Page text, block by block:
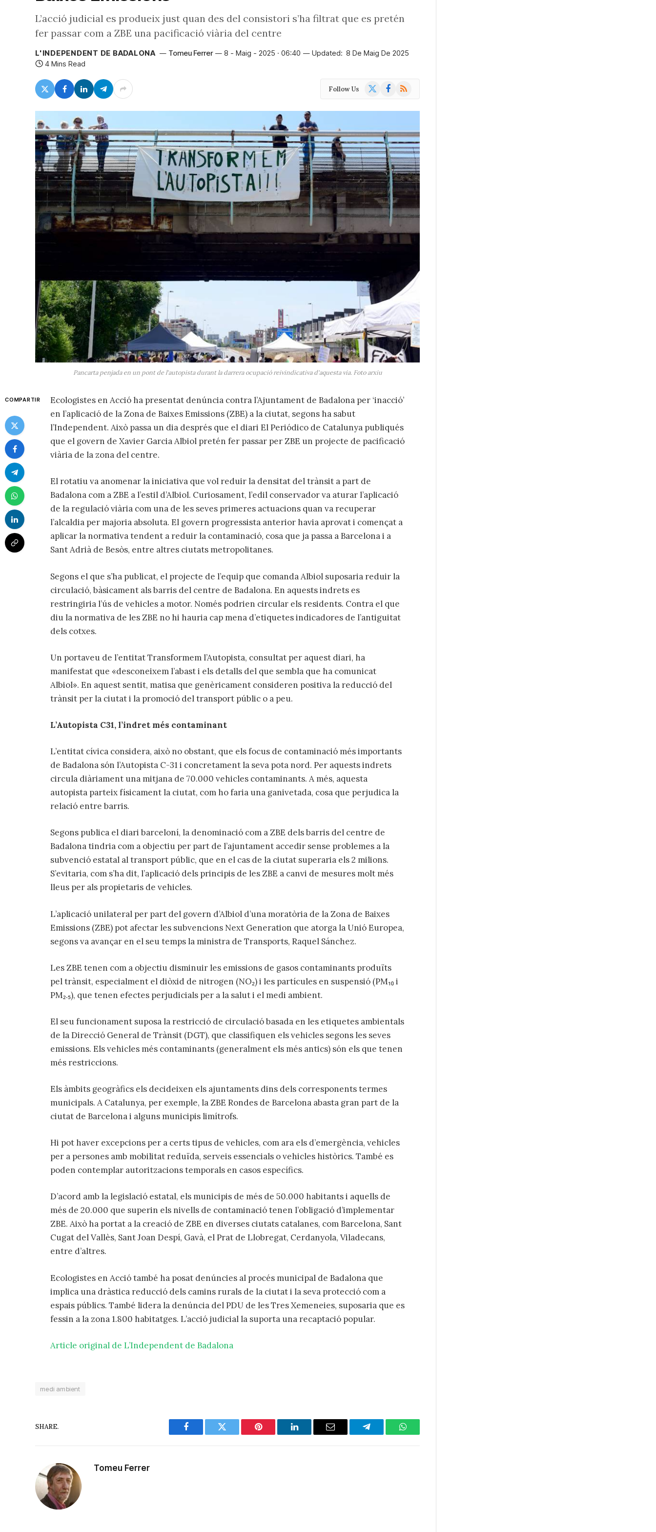
L’acció judicial es produeix just quan des del consistori s’ha filtrat que es pretén
fer passar com a ZBE una pacificació viària del centre
L'INDEPENDENT DE BADALONA Tomeu Ferrer 8 - Maig - 2025 · 06:40 Updated: 8 De Maig De 2025
4 Mins Read
Follow Us Facebook
RSS
Pancarta penjada en un pont de l'autopista durant la darrera ocupació reivindicativa d'aquesta via. Foto arxiu
COMPARTIR
Ecologistes en Acció ha presentat denúncia contra l’Ajuntament de Badalona per ‘inacció’
en l’aplicació de la Zona de Baixes Emissions (ZBE) a la ciutat, segons ha sabut
l’Independent. Això passa un dia després que el diari El Periódico de Catalunya publiqués
que el govern de Xavier Garcia Albiol pretén fer passar per ZBE un projecte de pacificació
viària de la zona del centre.
El rotatiu va anomenar la iniciativa que vol reduir la densitat del trànsit a part de
Badalona com a ZBE a l’estil d’Albiol. Curiosament, l’edil conservador va aturar l’aplicació
de la regulació viària com una de les seves primeres actuacions quan va recuperar
l’alcaldia per majoria absoluta. El govern progressista anterior havia aprovat i començat a
aplicar la normativa tendent a reduir la contaminació, cosa que ja passa a Barcelona i a
Sant Adrià de Besòs, entre altres ciutats metropolitanes.
Segons el que s’ha publicat, el projecte de l’equip que comanda Albiol suposaria reduir la
circulació, bàsicament als barris del centre de Badalona. En aquests indrets es
restringiria l’ús de vehicles a motor. Només podrien circular els residents. Contra el que
diu la normativa de les ZBE no hi hauria cap mena d’etiquetes indicadores de l’antiguitat
dels cotxes.
Un portaveu de l’entitat Transformem l’Autopista, consultat per aquest diari, ha
manifestat que «desconeixem l’abast i els detalls del que sembla que ha comunicat
Albiol». En aquest sentit, matisa que genèricament consideren positiva la reducció del
trànsit per la ciutat i la promoció del transport públic o a peu.
L’Autopista C31, l’indret més contaminant
L’entitat cívica considera, això no obstant, que els focus de contaminació més importants
de Badalona són l’Autopista C-31 i concretament la seva pota nord. Per aquests indrets
circula diàriament una mitjana de 70.000 vehicles contaminants. A més, aquesta
autopista parteix físicament la ciutat, com ho faria una ganivetada, cosa que perjudica la
relació entre barris.
Segons publica el diari barceloní, la denominació com a ZBE dels barris del centre de
Badalona tindria com a objectiu per part de l’ajuntament accedir sense problemes a la
subvenció estatal al transport públic, que en el cas de la ciutat superaria els 2 milions.
S’evitaria, com s’ha dit, l’aplicació dels principis de les ZBE a canvi de mesures molt més
lleus per als propietaris de vehicles.
L’aplicació unilateral per part del govern d’Albiol d’una moratòria de la Zona de Baixes
Emissions (ZBE) pot afectar les subvencions Next Generation que atorga la Unió Europea,
segons va avançar en el seu temps la ministra de Transports, Raquel Sánchez.
Les ZBE tenen com a objectiu disminuir les emissions de gasos contaminants produïts
pel trànsit, especialment el diòxid de nitrogen (NO₂) i les partícules en suspensió (PM₁₀ i
PM₂.₅), que tenen efectes perjudicials per a la salut i el medi ambient.
El seu funcionament suposa la restricció de circulació basada en les etiquetes ambientals
de la Direcció General de Trànsit (DGT), que classifiquen els vehicles segons les seves
emissions. Els vehicles més contaminants (generalment els més antics) són els que tenen
més restriccions.
Els àmbits geogràfics els decideixen els ajuntaments dins dels corresponents termes
municipals. A Catalunya, per exemple, la ZBE Rondes de Barcelona abasta gran part de la
ciutat de Barcelona i alguns municipis limítrofs.
Hi pot haver excepcions per a certs tipus de vehicles, com ara els d’emergència, vehicles
per a persones amb mobilitat reduïda, serveis essencials o vehicles històrics. També es
poden contemplar autoritzacions temporals en casos específics.
D’acord amb la legislació estatal, els municipis de més de 50.000 habitants i aquells de
més de 20.000 que superin els nivells de contaminació tenen l’obligació d’implementar
ZBE. Això ha portat a la creació de ZBE en diverses ciutats catalanes, com Barcelona, Sant
Cugat del Vallès, Sant Joan Despí, Gavà, el Prat de Llobregat, Cerdanyola, Viladecans,
entre d’altres.
Ecologistes en Acció també ha posat denúncies al procés municipal de Badalona que
implica una dràstica reducció dels camins rurals de la ciutat i la seva protecció com a
espais públics. També lidera la denúncia del PDU de les Tres Xemeneies, suposaria que es
fessin a la zona 1.800 habitatges. L’acció judicial la suporta una recaptació popular.
Article original de L’Independent de Badalona
medi ambient
SHARE.
Facebook Twitter Pinterest LinkedIn Email Telegram WhatsApp
Tomeu Ferrer